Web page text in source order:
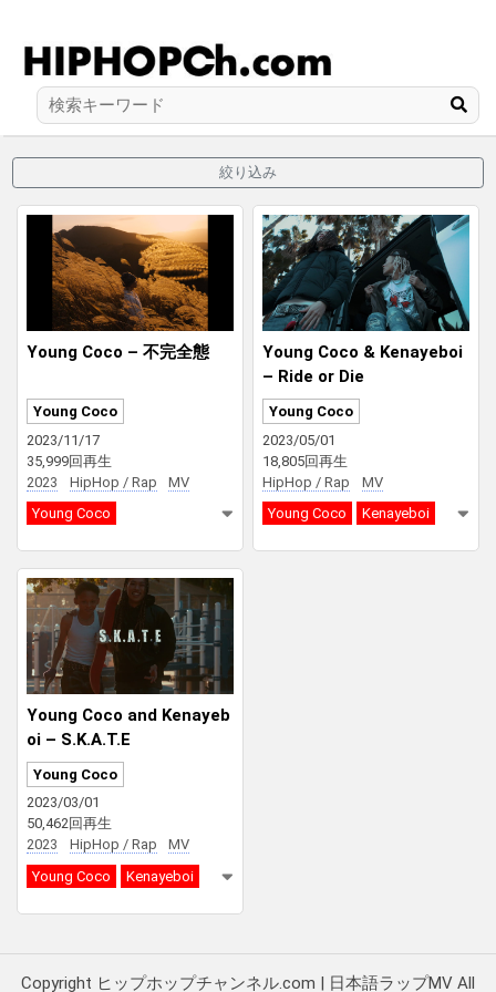
絞り込み
Young Coco – 不完全態
Young Coco
2023/11/17
35,999回再生
2023
HipHop / Rap
MV
Young Coco
Young Coco & Kenayeboi
– Ride or Die
Young Coco
2023/05/01
18,805回再生
HipHop / Rap
MV
Young Coco
Kenayeboi
Young Coco and Kenayeb
oi – S.K.A.T.E
Young Coco
2023/03/01
50,462回再生
2023
HipHop / Rap
MV
Young Coco
Kenayeboi
Copyright ヒップホップチャンネル.com | 日本語ラップMV All